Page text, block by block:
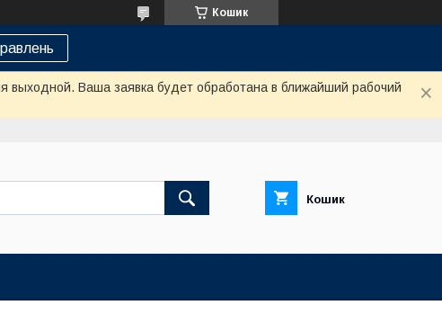
Кошик
выходной. Ваша заявка будет обработана в ближайший рабочий
Кошик